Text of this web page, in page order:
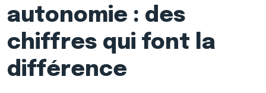
autonomie : des
chiffres qui font la
différence